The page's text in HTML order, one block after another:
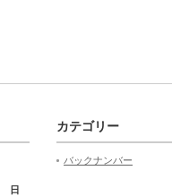
日
カテゴリー
バックナンバー